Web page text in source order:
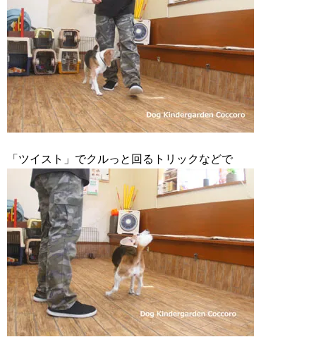
「ツイスト」でクルっと回るトリックなどで